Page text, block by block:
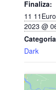
Finaliza:
11
2023 @
Dark